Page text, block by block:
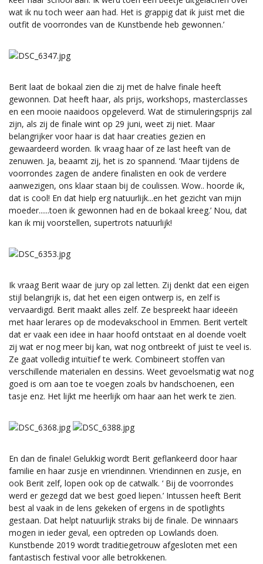
wat ik nu toch weer aan had. Het is grappig dat ik juist met die
outfit de voorrondes van de Kunstbende heb gewonnen.’
Berit laat de bokaal zien die zij met de halve finale heeft
gewonnen. Dat heeft haar, als prijs, workshops, masterclasses
en een mooie naaidoos opgeleverd. Wat de stimuleringsprijs zal
zijn, als zij de finale wint op 29 juni, weet zij niet. Maar
belangrijker voor haar is dat haar creaties gezien en
gewaardeerd worden. Ik vraag haar of ze last heeft van de
zenuwen. Ja, beaamt zij, het is zo spannend. ‘Maar tijdens de
voorrondes zagen de andere finalisten en ook de verdere
aanwezigen, ons klaar staan bij de coulissen. Wow.. hoorde ik,
dat is cool! En dat hielp erg natuurlijk...en het gezicht van mijn
moeder......toen ik gewonnen had en de bokaal kreeg.’ Nou, dat
kan ik mij voorstellen, supertrots natuurlijk!
Ik vraag Berit waar de jury op zal letten. Zij denkt dat een eigen
stijl belangrijk is, dat het een eigen ontwerp is, en zelf is
vervaardigd. Berit maakt alles zelf. Ze bespreekt haar ideeën
met haar lerares op de modevakschool in Emmen. Berit vertelt
dat er vaak een idee in haar hoofd ontstaat en al doende voelt
zij wat er nog meer bij kan, wat nog ontbreekt of juist te veel is.
Ze gaat volledig intuïtief te werk. Combineert stoffen van
verschillende materialen en dessins. Weet gevoelsmatig wat nog
goed is om aan toe te voegen zoals bv handschoenen, een
tasje enz. Het lijkt me heerlijk om haar aan het werk te zien.
En dan de finale! Gelukkig wordt Berit geflankeerd door haar
familie en haar zusje en vriendinnen. Vriendinnen en zusje, en
ook Berit zelf, lopen ook op de catwalk. ‘ Bij de voorrondes
werd er gezegd dat we best goed liepen.’ Intussen heeft Berit
best al vaak in de lens gekeken of ergens in de spotlights
gestaan. Dat helpt natuurlijk straks bij de finale. De winnaars
mogen in ieder geval, een optreden op Lowlands doen.
Kunstbende 2019 wordt traditiegetrouw afgesloten met een
fantastisch festival voor alle betrokkenen.